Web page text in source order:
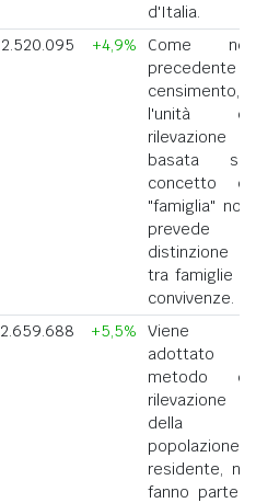
d'Italia.
2.520.095 +4,9%
Come nel
precedente
censimento,
l'unità di
rilevazione
basata sul
concetto di
"famiglia" non
prevede la
distinzione
tra famiglie e
convivenze.
2.659.688 +5,5%
Viene
adottato il
metodo di
rilevazione
della
popolazione
residente, ne
fanno parte i